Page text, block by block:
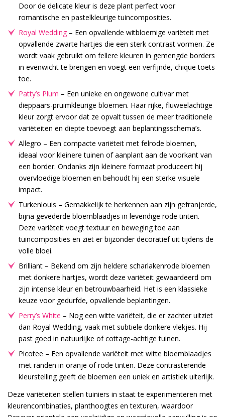
Door de delicate kleur is deze plant perfect voor
romantische en pastelkleurige tuincomposities.
Royal Wedding – Een opvallende witbloemige variëteit met
opvallende zwarte hartjes die een sterk contrast vormen. Ze
wordt vaak gebruikt om fellere kleuren in gemengde borders
in evenwicht te brengen en voegt een verfijnde, chique toets
toe.
Patty’s Plum – Een unieke en ongewone cultivar met
dieppaars-pruimkleurige bloemen. Haar rijke, fluweelachtige
kleur zorgt ervoor dat ze opvalt tussen de meer traditionele
variëteiten en diepte toevoegt aan beplantingsschema’s.
Allegro – Een compacte variëteit met felrode bloemen,
ideaal voor kleinere tuinen of aanplant aan de voorkant van
een border. Ondanks zijn kleinere formaat produceert hij
overvloedige bloemen en behoudt hij een sterke visuele
impact.
Turkenlouis – Gemakkelijk te herkennen aan zijn gefranjerde,
bijna gevederde bloemblaadjes in levendige rode tinten.
Deze variëteit voegt textuur en beweging toe aan
tuincomposities en ziet er bijzonder decoratief uit tijdens de
volle bloei.
Brilliant – Bekend om zijn heldere scharlakenrode bloemen
met donkere hartjes, wordt deze variëteit gewaardeerd om
zijn intense kleur en betrouwbaarheid. Het is een klassieke
keuze voor gedurfde, opvallende beplantingen.
Perry’s White – Nog een witte variëteit, die er zachter uitziet
dan Royal Wedding, vaak met subtiele donkere vlekjes. Hij
past goed in natuurlijke of cottage-achtige tuinen.
Picotee – Een opvallende variëteit met witte bloemblaadjes
met randen in oranje of rode tinten. Deze contrasterende
kleurstelling geeft de bloemen een uniek en artistiek uiterlijk.
Deze variëteiten stellen tuiniers in staat te experimenteren met
kleurencombinaties, planthoogtes en texturen, waardoor